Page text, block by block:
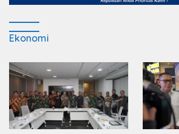
Ekonomi